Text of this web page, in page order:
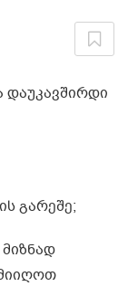
დაუკავშირდი
გარეშე;